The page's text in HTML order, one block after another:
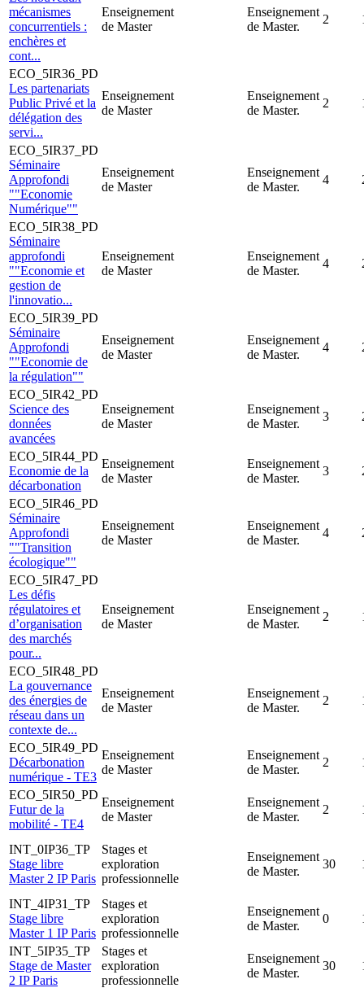
mécanismes
concurrentiels :
enchères et
cont...
Enseignement
de Master
Enseignement
de Master.
2
ECO_5IR36_PD
Les partenariats
Public Privé et la
délégation des
servi...
Enseignement
de Master
Enseignement
de Master.
2
ECO_5IR37_PD
Séminaire
Approfondi
""Economie
Numérique""
Enseignement
de Master
Enseignement
de Master.
4
ECO_5IR38_PD
Séminaire
approfondi
""Economie et
gestion de
l'innovatio...
Enseignement
de Master
Enseignement
de Master.
4
ECO_5IR39_PD
Séminaire
Approfondi
""Economie de
la régulation""
Enseignement
de Master
Enseignement
de Master.
4
ECO_5IR42_PD
Science des
données
avancées
Enseignement
de Master
Enseignement
de Master.
3
ECO_5IR44_PD
Economie de la
décarbonation
Enseignement
de Master
Enseignement
de Master.
3
ECO_5IR46_PD
Séminaire
Approfondi
""Transition
écologique""
Enseignement
de Master
Enseignement
de Master.
4
ECO_5IR47_PD
Les défis
régulatoires et
d’organisation
des marchés
pour...
Enseignement
de Master
Enseignement
de Master.
2
ECO_5IR48_PD
La gouvernance
des énergies de
réseau dans un
contexte de...
Enseignement
de Master
Enseignement
de Master.
2
ECO_5IR49_PD
Décarbonation
numérique - TE3
Enseignement
de Master
Enseignement
de Master.
2
ECO_5IR50_PD
Futur de la
mobilité - TE4
Enseignement
de Master
Enseignement
de Master.
2
INT_0IP36_TP
Stage libre
Master 2 IP Paris
Stages et
exploration
professionnelle
Enseignement
de Master.
30
INT_4IP31_TP
Stage libre
Master 1 IP Paris
Stages et
exploration
professionnelle
Enseignement
de Master.
0
INT_5IP35_TP
Stage de Master
2 IP Paris
Stages et
exploration
professionnelle
Enseignement
de Master.
30